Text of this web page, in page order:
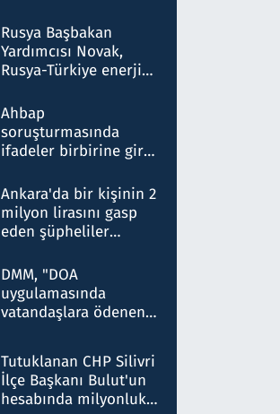
Rusya Başbakan
Yardımcısı Novak,
Rusya-Türkiye enerji
nitelikte olduğunu
belirtti
Ahbap
soruşturmasında
ifadeler birbirine girdi:
ifadelerinden ortaya
çıkan tablo şok etti
Ankara'da bir kişinin 2
milyon lirasını gasp
eden şüpheliler
DMM, "DOA
uygulamasında
vatandaşlara ödenen
düşürüldüğü" iddiasını
yalanladı
Tutuklanan CHP Silivri
İlçe Başkanı Bulut'un
hesabında milyonluk